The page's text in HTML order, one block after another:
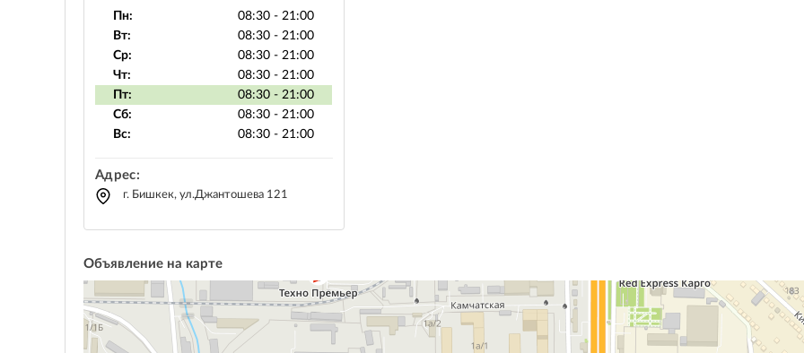
Пн:
08:30 - 21:00
Вт:
08:30 - 21:00
Ср:
08:30 - 21:00
Чт:
08:30 - 21:00
Пт:
08:30 - 21:00
Сб:
08:30 - 21:00
Вс:
08:30 - 21:00
Адрес:
г. Бишкек, ул.Джантошева 121
Объявление на карте